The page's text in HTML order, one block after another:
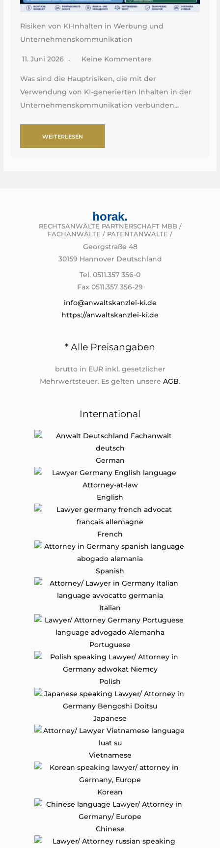
Risiken von KI-Inhalten in Werbung und
Unternehmenskommunikation
11. Juni 2026 Keine Kommentare
Was sind die Hauptrisiken, die mit der
Verwendung von KI-generierten Inhalten in der
Unternehmenskommunikation verbunden...
WEITERLESEN
horak.
RECHTSANWÄLTE PARTNERSCHAFT MBB /
FACHANWÄLTE / PATENTANWÄLTE /
Georgstraße 48
30159 Hannover Deutschland
Tel. 0511.357 356-0
Fax 0511.357 356-29
info@anwaltskanzlei-ki.de
https://anwaltskanzlei-ki.de
* Alle Preisangaben
brutto in EUR inkl. gesetzlicher
Mehrwertsteuer. Es gelten unsere AGB.
International
German
English
French
Spanish
Italian
Portuguese
Polish
Japanese
Vietnamese
Korean
Chinese